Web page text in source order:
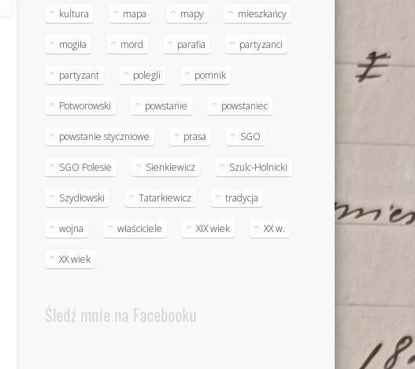
kultura mapa mapy mieszkańcy
mogiła mord parafia partyzanci
partyzant polegli pomnik
Potworowski powstanie powstaniec
powstanie styczniowe prasa SGO
SGO Polesie Sienkiewicz Szulc-Holnicki
Szydłowski Tatarkiewicz tradycja
wojna właściciele XIX wiek XX w.
XX wiek
Śledź mnie na Facebooku